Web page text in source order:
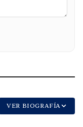
VER BIOGRAFÍA